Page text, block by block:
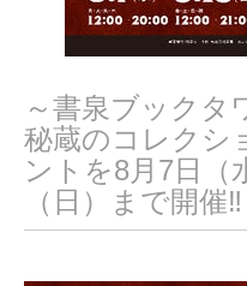
～書泉ブックタ
秘蔵のコレクシ
ントを8月7日（
（日）まで開催‼